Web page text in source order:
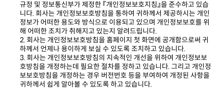
해 어떠한 조치가 취해지고 있는지 알려드립니다.
하께서 언제나 용이하게 보실 수 있도록 조치하고 있습니다.
귀하께서 쉽게 알아볼 수 있도록 하고 있습니다.